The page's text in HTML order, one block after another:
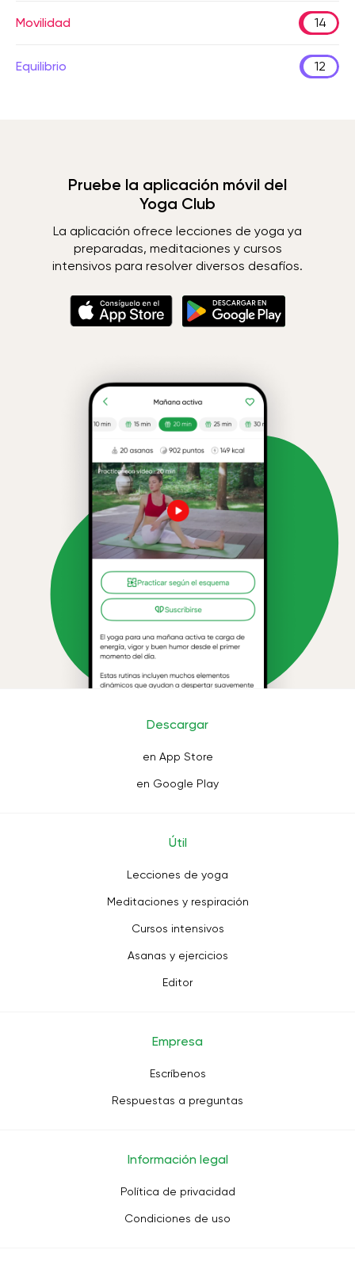
Movilidad 14
Equilibrio 12
Pruebe la aplicación móvil del
Yoga Club
La aplicación ofrece lecciones de yoga ya
preparadas, meditaciones y cursos
intensivos para resolver diversos desafíos.
Descargar
en App Store
en Google Play
Útil
Lecciones de yoga
Meditaciones y respiración
Cursos intensivos
Asanas y ejercicios
Editor
Empresa
Escríbenos
Respuestas a preguntas
Información legal
Política de privacidad
Condiciones de uso